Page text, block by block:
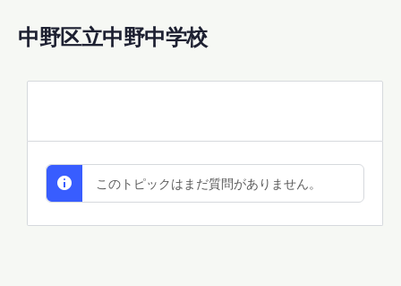
中野区立中野中学校
このトピックはまだ質問がありません。